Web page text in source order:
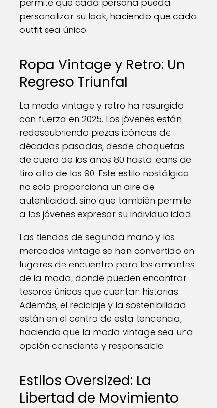
permite que cada persona pueda
personalizar su look, haciendo que cada
outfit sea único.
Ropa Vintage y Retro: Un
Regreso Triunfal
La moda vintage y retro ha resurgido
con fuerza en 2025. Los jóvenes están
redescubriendo piezas icónicas de
décadas pasadas, desde chaquetas
de cuero de los años 80 hasta jeans de
tiro alto de los 90. Este estilo nostálgico
no solo proporciona un aire de
autenticidad, sino que también permite
a los jóvenes expresar su individualidad.
Las tiendas de segunda mano y los
mercados vintage se han convertido en
lugares de encuentro para los amantes
de la moda, donde pueden encontrar
tesoros únicos que cuentan historias.
Además, el reciclaje y la sostenibilidad
están en el centro de esta tendencia,
haciendo que la moda vintage sea una
opción consciente y responsable.
Estilos Oversized: La
Libertad de Movimiento